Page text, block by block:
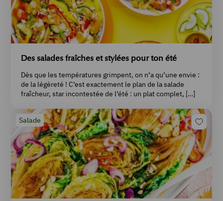
Des salades fraîches et stylées pour ton été
Dès que les températures grimpent, on n’a qu’une envie :
de la légèreté ! C’est exactement le plan de la salade
fraîcheur, star incontestée de l’été : un plat complet, […]
Salade